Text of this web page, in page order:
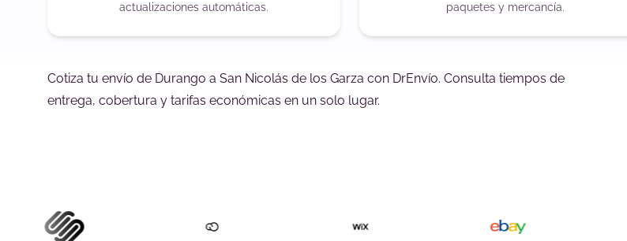
actualizaciones automáticas.
paquetes y mercancía.
Cotiza tu envío de Durango a San Nicolás de los Garza con DrEnvío. Consulta tiempos de
entrega, cobertura y tarifas económicas en un solo lugar.